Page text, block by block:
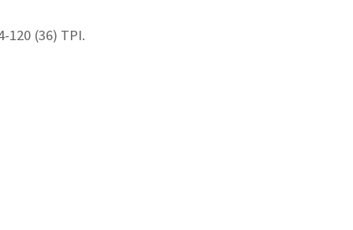
(36) TPI.